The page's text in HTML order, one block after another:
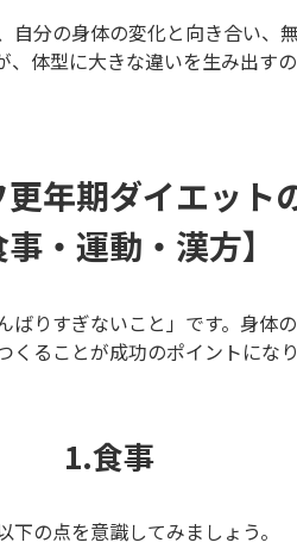
自分の身体の変化と向き合い、
体型に大きな違いを生み出すの
年期ダイエット
事・運動・漢方】
りすぎないこと」です。身体
ることが成功のポイントになり
1.食事
の点を意識してみましょう。